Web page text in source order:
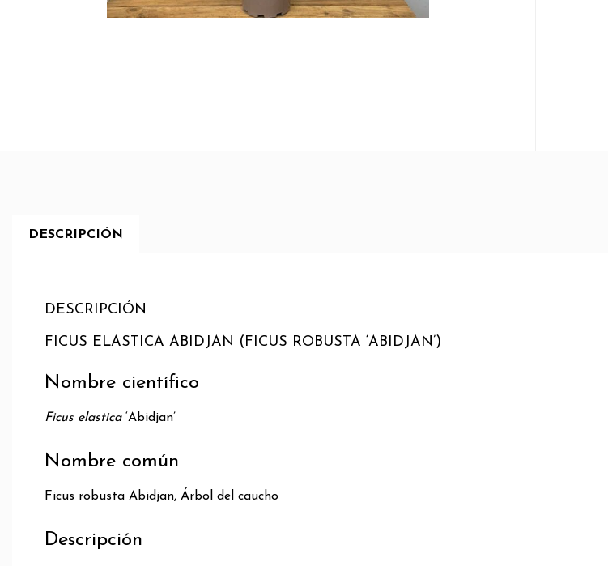
DESCRIPCIÓN
DESCRIPCIÓN
FICUS ELASTICA ABIDJAN (FICUS ROBUSTA ‘ABIDJAN’)
Nombre científico
Ficus elastica‘Abidjan’
Nombre común
Ficus robusta Abidjan, Árbol del caucho
Descripción